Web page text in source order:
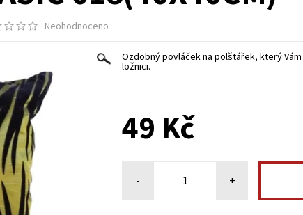
Neohodnoceno
Ozdobný povláček na polštářek, který
ložnici.
49 Kč
- +